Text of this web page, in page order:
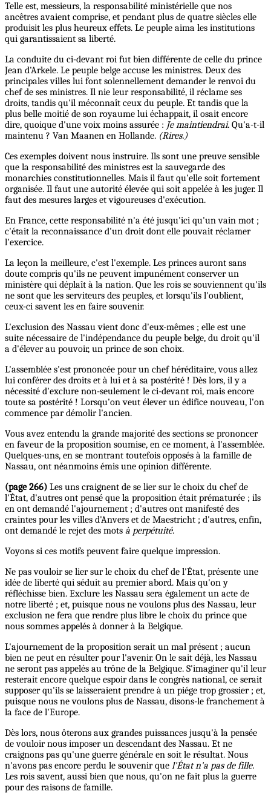
Telle est, messieurs, la responsabilité ministérielle que nos
ancêtres avaient comprise, et pendant plus de quatre siècles elle
produisit les plus heureux effets. Le peuple aima les institutions
qui garantissaient sa liberté.
La conduite du ci-devant roi fut bien différente de celle du prince
Jean d'Arkele. Le peuple belge accuse les ministres. Deux des
principales villes lui font solennellement demander le renvoi du
chef de ses ministres. Il nie leur responsabilité, il réclame ses
droits, tandis qu'il méconnaît ceux du peuple. Et tandis que la
plus belle moitié de son royaume lui échappait, il osait encore
dire, quoique d'une voix moins assurée : Je maintiendrai. Qu'a-t-il
maintenu ? Van Maanen en Hollande. (Rires.)
Ces exemples doivent nous instruire. Ils sont une preuve sensible
que la responsabilité des ministres est la sauvegarde des
monarchies constitutionnelles. Mais il faut qu'elle soit fortement
organisée. Il faut une autorité élevée qui soit appelée à les juger. Il
faut des mesures larges et vigoureuses d'exécution.
En France, cette responsabilité n'a été jusqu'ici qu'un vain mot ;
c'était la reconnaissance d'un droit dont elle pouvait réclamer
l'exercice.
La leçon la meilleure, c'est l'exemple. Les princes auront sans
doute compris qu'ils ne peuvent impunément conserver un
ministère qui déplaît à la nation. Que les rois se souviennent qu'ils
ne sont que les serviteurs des peuples, et lorsqu'ils l'oublient,
ceux-ci savent les en faire souvenir.
L'exclusion des Nassau vient donc d'eux-mêmes ; elle est une
suite nécessaire de l'indépendance du peuple belge, du droit qu'il
a d'élever au pouvoir, un prince de son choix.
L'assemblée s'est prononcée pour un chef héréditaire, vous allez
lui conférer des droits et à lui et à sa postérité ! Dès lors, il y a
nécessité d'exclure non-seulement le ci-devant roi, mais encore
toute sa postérité ! Lorsqu'on veut élever un édifice nouveau, l'on
commence par démolir l'ancien.
Vous avez entendu la grande majorité des sections se prononcer
en faveur de la proposition soumise, en ce moment, à l'assemblée.
Quelques-uns, en se montrant toutefois opposés à la famille de
Nassau, ont néanmoins émis une opinion différente.
(page 266) Les uns craignent de se lier sur le choix du chef de
l'État, d'autres ont pensé que la proposition était prématurée ; ils
en ont demandé l'ajournement ; d'autres ont manifesté des
craintes pour les villes d'Anvers et de Maestricht ; d'autres, enfin,
ont demandé le rejet des mots à perpétuité.
Voyons si ces motifs peuvent faire quelque impression.
Ne pas vouloir se lier sur le choix du chef de l'État, présente une
idée de liberté qui séduit au premier abord. Mais qu'on y
réfléchisse bien. Exclure les Nassau sera également un acte de
notre liberté ; et, puisque nous ne voulons plus des Nassau, leur
exclusion ne fera que rendre plus libre le choix du prince que
nous sommes appelés à donner à la Belgique.
L'ajournement de la proposition serait un mal présent ; aucun
bien ne peut en résulter pour l'avenir. On le sait déjà, les Nassau
ne seront pas appelés au trône de la Belgique. S'imaginer qu'il leur
resterait encore quelque espoir dans le congrès national, ce serait
supposer qu'ils se laisseraient prendre à un piége trop grossier ; et,
puisque nous ne voulons plus de Nassau, disons-le franchement à
la face de l'Europe.
Dès lors, nous ôterons aux grandes puissances jusqu'à la pensée
de vouloir nous imposer un descendant des Nassau. Et ne
craignons pas qu'une guerre générale en soit le résultat. Nous
n'avons pas encore perdu le souvenir que l'État n'a pas de fille.
Les rois savent, aussi bien que nous, qu'on ne fait plus la guerre
pour des raisons de famille.